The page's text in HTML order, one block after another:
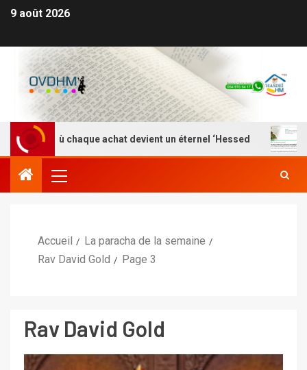
9 août 2026
Là où chaque achat devient un éternel ‘Hessed
Accueil
La paracha de la semaine
Rav David Gold
Page 3
Rav David Gold